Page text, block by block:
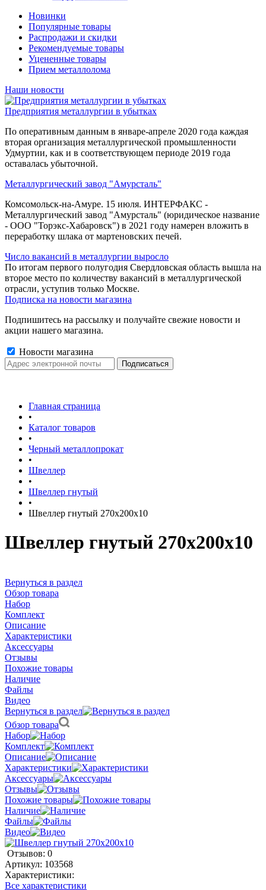
Новинки
Популярные товары
Распродажи и скидки
Рекомендуемые товары
Уцененные товары
Прием металлолома
Наши новости
Предприятия металлургии в убытках
По оперативным данным в январе-апреле 2020 года каждая
вторая организация металлургической промышленности
Удмуртии, как и в соответствующем периоде 2019 года
оставалась убыточной.
Металлургический завод "Амурсталь"
Комсомольск-на-Амуре. 15 июля. ИНТЕРФАКС -
Металлургический завод "Амурсталь" (юридическое название
- ООО "Торэкс-Хабаровск") в 2021 году намерен вложить в
переработку шлака от мартеновских печей.
Число вакансий в металлургии выросло
По итогам первого полугодия Свердловская область вышла на
второе место по количеству вакансий в металлургической
отрасли, уступив только Москве.
Подписка на новости магазина
Подпишитесь на рассылку и получайте свежие новости и
акции нашего магазина.
Новости магазина
Главная страница
•
Каталог товаров
•
Черный металлопрокат
•
Швеллер
•
Швеллер гнутый
•
Швеллер гнутый 270х200х10
Швеллер гнутый 270х200х10
Вернуться в раздел
Обзор товара
Набор
Комплект
Описание
Характеристики
Аксессуары
Отзывы
Похожие товары
Наличие
Файлы
Видео
Вернуться в раздел
Обзор товара
Набор
Комплект
Описание
Характеристики
Аксессуары
Отзывы
Похожие товары
Наличие
Файлы
Видео
Отзывов: 0
Артикул: 103568
Характеристики:
Все характеристики